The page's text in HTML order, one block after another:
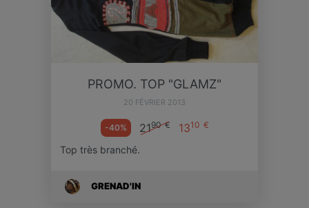
PROMO. TOP "GLAMZ"
20 FÉVRIER 2013
-40% 2190 € 1310 €
Top très branché.
GRENAD'IN